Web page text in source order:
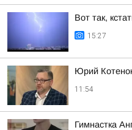
Вот так,
15:27
Юрий
11:54
Гимнастка